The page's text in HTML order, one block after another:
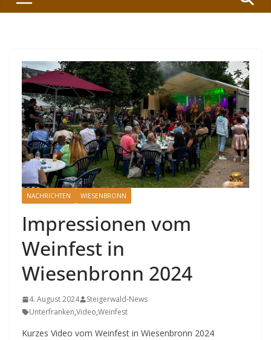
NACHRICHTEN WIESENBRONN
Impressionen vom
Weinfest in
Wiesenbronn 2024
4. August 2024
Steigerwald-News
Unterfranken,Video,Weinfest
Kurzes Video vom Weinfest in Wiesenbronn 2024